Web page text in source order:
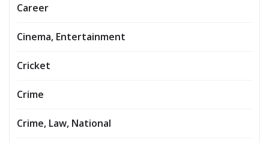
Career
Cinema, Entertainment
Cricket
Crime
Crime, Law, National